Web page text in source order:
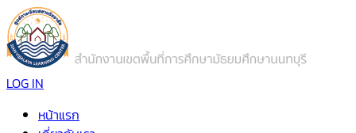
LOG IN
หน้าแรก